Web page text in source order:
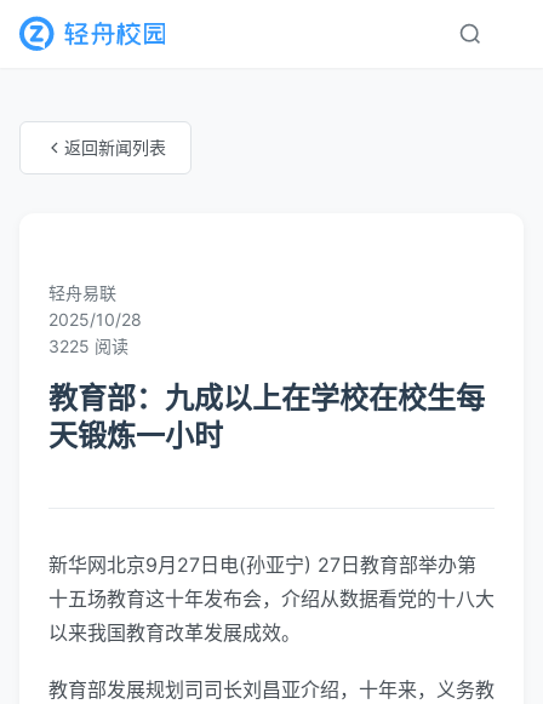
返回新闻列表
轻舟易联
2025/10/28
3225 阅读
教育部：九成以上在学校在校生每
天锻炼一小时
新华网北京9月27日电(孙亚宁) 27日教育部举办第
十五场教育这十年发布会，介绍从数据看党的十八大
以来我国教育改革发展成效。
教育部发展规划司司长刘昌亚介绍，十年来，义务教